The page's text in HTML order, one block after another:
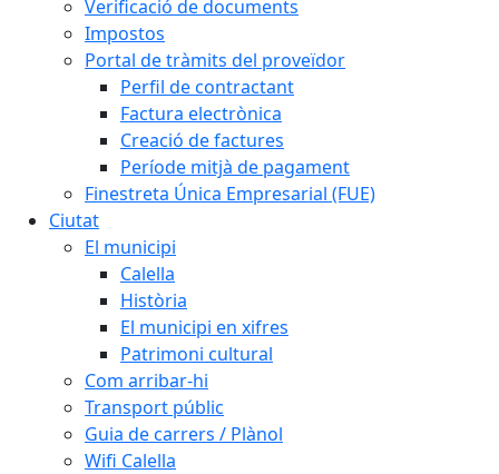
Verificació de documents
Impostos
Portal de tràmits del proveïdor
Perfil de contractant
Factura electrònica
Creació de factures
Període mitjà de pagament
Finestreta Única Empresarial (FUE)
Ciutat
El municipi
Calella
Història
El municipi en xifres
Patrimoni cultural
Com arribar-hi
Transport públic
Guia de carrers / Plànol
Wifi Calella